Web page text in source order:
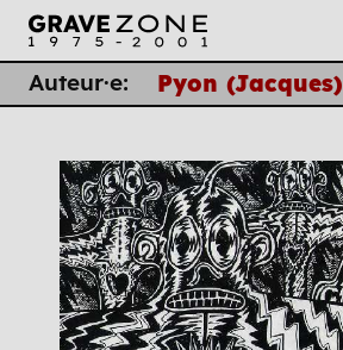
Auteur·e: Pyon (Jacques)